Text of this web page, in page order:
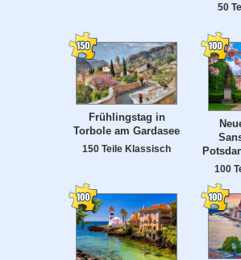
50
Frühlingstag in
Torbole am Gardasee
150 Teile Klassisch
100